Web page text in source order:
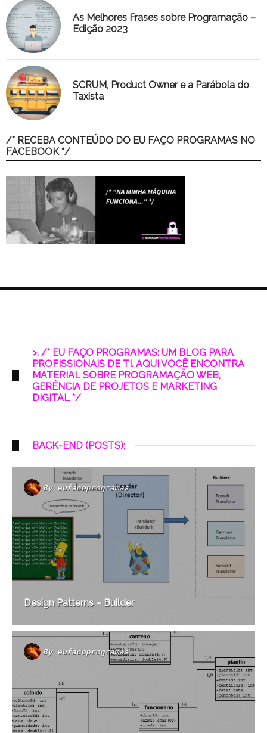
As Melhores Frases sobre Programação –
Edição 2023
SCRUM, Product Owner e a Parábola do
Taxista
/* RECEBA CONTEÚDO DO EU FAÇO PROGRAMAS NO
FACEBOOK */
>. /* EU FAÇO PROGRAMAS: UM BLOG PARA
PROFISSIONAIS DE TI. AQUI VOCÊ ENCONTRA
MATERIAL SOBRE PROGRAMAÇÃO WEB,
GERÊNCIA DE PROJETOS E MARKETING
DIGITAL */
BACK-END (POSTS);
By eufacoprogramas
Design Patterns – Builder
By eufacoprogramas